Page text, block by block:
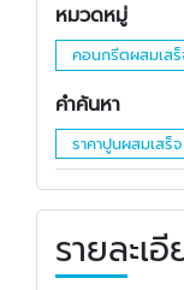
หมวดหมู่
คอนกรีตผสมเส
คำค้นหา
ราคาปูนผสมเสร็
รายละเ